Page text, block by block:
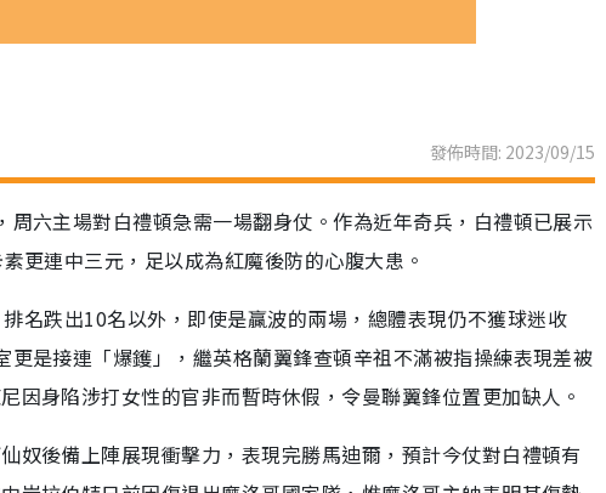
發佈時間: 2023/09/15
六主場對白禮頓急需一場翻身仗。作為近年奇兵，白禮頓已展示
更連中三元，足以成為紅魔後防的心腹大患。
名跌出10名以外，即使是贏波的兩場，總體表現仍不獲球迷收
是接連「爆鑊」，繼英格蘭翼鋒查頓辛祖不滿被指操練表現差被
因身陷涉打女性的官非而暫時休假，令曼聯翼鋒位置更加缺人。
奴後備上陣展現衝擊力，表現完勝馬迪爾，預計今仗對白禮頓有